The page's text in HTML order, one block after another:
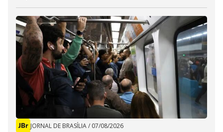
JORNAL DE BRASÍLIA/ 07/08/2026